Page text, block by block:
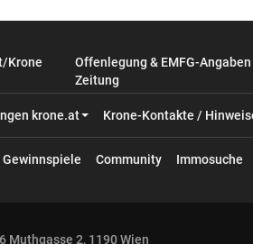
Krone
Offenlegung & EMFG-
Zeitung
krone.at Krone-Kontakte /
Gewinnspiele Community Immosuche
Muthgasse 2, 1190 Wien